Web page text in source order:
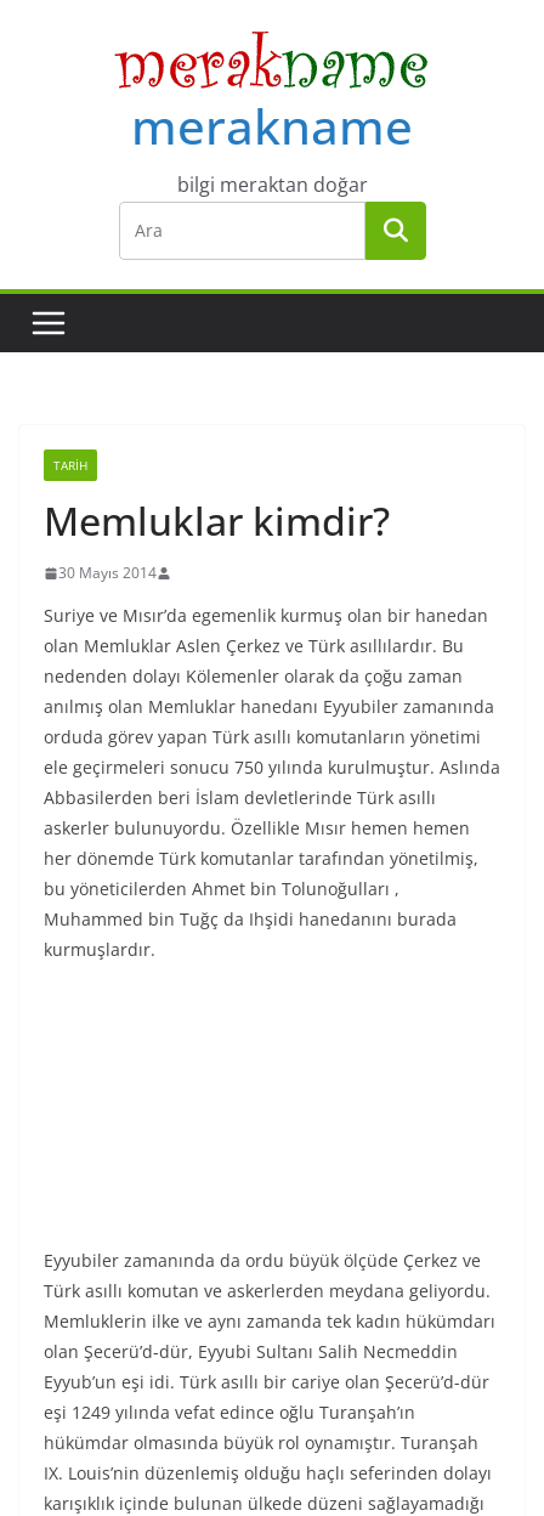
merakname
bilgi meraktan doğar
TARIH
Memluklar kimdir?
30 Mayıs 2014
Suriye ve Mısır’da egemenlik kurmuş olan bir hanedan
olan Memluklar Aslen Çerkez ve Türk asıllılardır. Bu
nedenden dolayı Kölemenler olarak da çoğu zaman
anılmış olan Memluklar hanedanı Eyyubiler zamanında
orduda görev yapan Türk asıllı komutanların yönetimi
ele geçirmeleri sonucu 750 yılında kurulmuştur. Aslında
Abbasilerden beri İslam devletlerinde Türk asıllı
askerler bulunuyordu. Özellikle Mısır hemen hemen
her dönemde Türk komutanlar tarafından yönetilmiş,
bu yöneticilerden Ahmet bin Tolunoğulları ,
Muhammed bin Tuğç da Ihşidi hanedanını burada
kurmuşlardır.
Eyyubiler zamanında da ordu büyük ölçüde Çerkez ve
Türk asıllı komutan ve askerlerden meydana geliyordu.
Memluklerin ilke ve aynı zamanda tek kadın hükümdarı
olan Şecerü’d-dür, Eyyubi Sultanı Salih Necmeddin
Eyyub’un eşi idi. Türk asıllı bir cariye olan Şecerü’d-dür
eşi 1249 yılında vefat edince oğlu Turanşah’ın
hükümdar olmasında büyük rol oynamıştır. Turanşah
IX. Louis’nin düzenlemiş olduğu haçlı seferinden dolayı
karışıklık içinde bulunan ülkede düzeni sağlayamadığı